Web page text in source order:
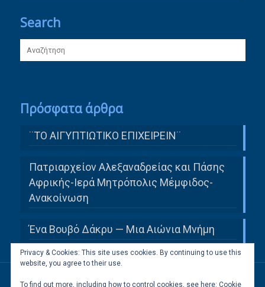
Search
Πρόσφατα άρθρα
¨ΤΟ ΑΙΓΥΠΤΙΩΤΙΚΟ ΕΠΙΧΕΙΡΕΙΝ¨
Πατριαρχείον Αλεξαναδρείας και Πάσης
Αφρικής-Ιερά Μητρόπολις Μέμφιδος-
Ανακοίνωση
Ένα Βουβό Δάκρυ — Μια Αιώνια Μνήμη
Privacy & Cookies: This site uses cookies. By continuing to use this
website, you agree to their use.
To find out more, including how to control cookies, see here: Cookie